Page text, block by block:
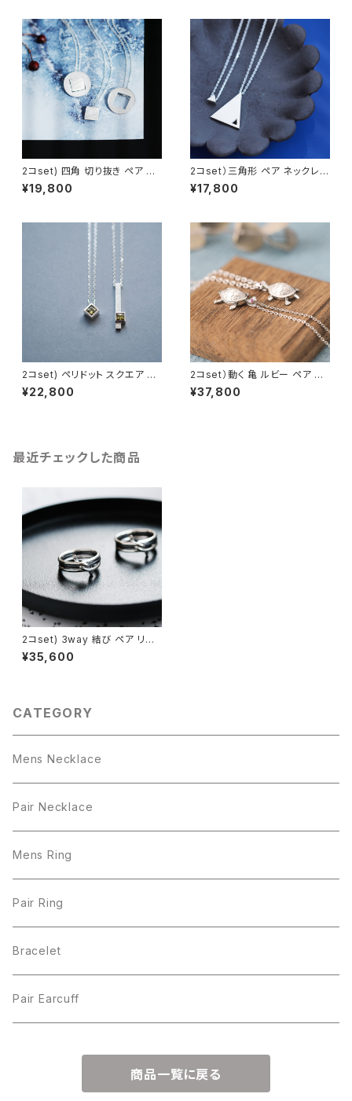
2コset) 四角 切り抜き ペア ネ
ックレス シルバー925
¥19,800
2コset）三角形 ペア ネックレス
シルバー925
¥17,800
2コset) ペリドット スクエア ペ
ア ネックレス シルバー925
¥22,800
2コset）動く 亀 ルビー ペア ネ
ックレス シルバー925 7月誕生
石 タートル 動物
¥37,800
最近チェックした商品
2コset) 3way 結び ペア リン
グ シルバー925
¥35,600
CATEGORY
Mens Necklace
Pair Necklace
Mens Ring
Pair Ring
Bracelet
Pair Earcuff
商品一覧に戻る